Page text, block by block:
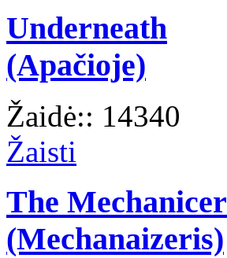
Underneath
(Apačioje)
Žaidė:: 14340
Žaisti
The Mechanicer
(Mechanaizeris)